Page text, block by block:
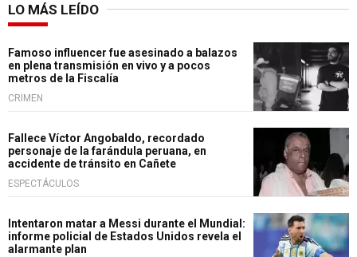
LO MÁS LEÍDO
Famoso influencer fue asesinado a balazos
en plena transmisión en vivo y a pocos
metros de la Fiscalía
CRIMEN
Fallece Víctor Angobaldo, recordado
personaje de la farándula peruana, en
accidente de tránsito en Cañete
ESPECTÁCULOS
Intentaron matar a Messi durante el Mundial:
informe policial de Estados Unidos revela el
alarmante plan